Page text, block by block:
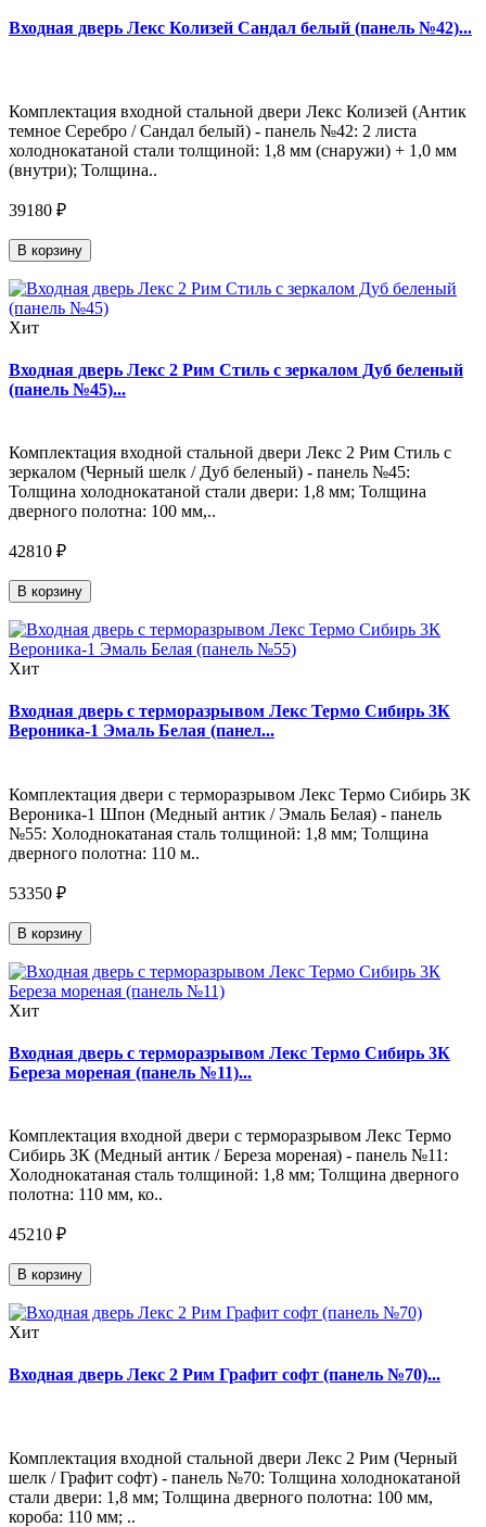
Входная дверь Лекс Колизей Сандал белый (панель №42)...
Комплектация входной стальной двери Лекс Колизей (Антик
темное Серебро / Сандал белый) - панель №42: 2 листа
холоднокатаной стали толщиной: 1,8 мм (снаружи) + 1,0 мм
(внутри); Толщина..
39180 ₽
В корзину
Хит
Входная дверь Лекс 2 Рим Стиль с зеркалом Дуб беленый
(панель №45)...
Комплектация входной стальной двери Лекс 2 Рим Стиль с
зеркалом (Черный шелк / Дуб беленый) - панель №45:
Толщина холоднокатаной стали двери: 1,8 мм; Толщина
дверного полотна: 100 мм,..
42810 ₽
В корзину
Хит
Входная дверь с терморазрывом Лекс Термо Сибирь 3К
Вероника-1 Эмаль Белая (панел...
Комплектация двери с терморазрывом Лекс Термо Сибирь 3К
Вероника-1 Шпон (Медный антик / Эмаль Белая) - панель
№55: Холоднокатаная сталь толщиной: 1,8 мм; Толщина
дверного полотна: 110 м..
53350 ₽
В корзину
Хит
Входная дверь с терморазрывом Лекс Термо Сибирь 3К
Береза мореная (панель №11)...
Комплектация входной двери с терморазрывом Лекс Термо
Сибирь 3К (Медный антик / Береза мореная) - панель №11:
Холоднокатаная сталь толщиной: 1,8 мм; Толщина дверного
полотна: 110 мм, ко..
45210 ₽
В корзину
Хит
Входная дверь Лекс 2 Рим Графит софт (панель №70)...
Комплектация входной стальной двери Лекс 2 Рим (Черный
шелк / Графит софт) - панель №70: Толщина холоднокатаной
стали двери: 1,8 мм; Толщина дверного полотна: 100 мм,
короба: 110 мм; ..